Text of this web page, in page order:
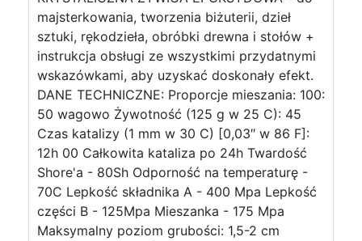
majsterkowania, tworzenia biżuterii, dzieł
sztuki, rękodzieła, obróbki drewna i stołów +
instrukcja obsługi ze wszystkimi przydatnymi
wskazówkami, aby uzyskać doskonały efekt.
DANE TECHNICZNE: Proporcje mieszania: 100:
50 wagowo Żywotność (125 g w 25 C): 45
Czas katalizy (1 mm w 30 C) [0,03″ w 86 F]:
12h 00 Całkowita kataliza po 24h Twardość
Shore'a - 80Sh Odporność na temperaturę -
70C Lepkość składnika A - 400 Mpa Lepkość
części B - 125Mpa Mieszanka - 175 Mpa
Maksymalny poziom grubości: 1,5-2 cm